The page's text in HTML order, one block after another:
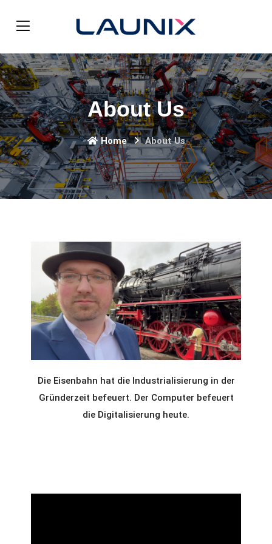
About Us
Home About Us
Die Eisenbahn hat die Industrialisierung in der
Gründerzeit befeuert. Der Computer befeuert
die Digitalisierung heute.